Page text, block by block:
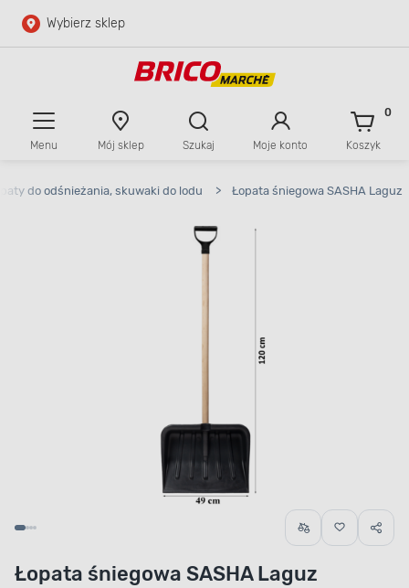
Przejdź do głównej zawartości
Wybierz sklep
Menu Mój sklep Szukaj Moje konto Koszyk
0
do odśnieżania, skuwaki do lodu > Łopata śniegowa SASHA Laguz
Łopata śniegowa SASHA Laguz